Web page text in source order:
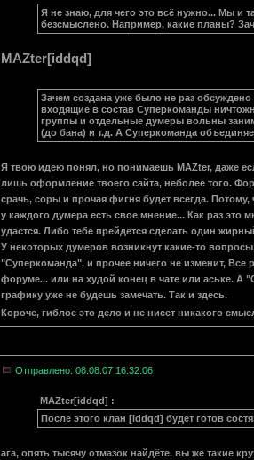
Я не знаю, для чего это всё нужно... Мы и
безсмыслено. Например, какие планы?
MAZter[iddqd]
Зачем создана уже было не раз
входящие в состав Суперкоманды
группы и отдельные думеры вольны
(до бана) и т.д. А Суперкоманда
Я твою идею понял, но понимаешь MAZter, даже
лишь оформление твоего сайта, неболее того.
срачь, соры и прочая фигня будет всегда.
у каждого думера есть свое мнение... Как раз
удастся. Либо тебе прейдется сделать один
У некоторых думеров возникнут какие-то
"Суперкоманда", и прочее ничего не изменит, Все
форуме... или на худой конец в чате или аське. А
графику уже не будешь замечать. Так и здесь.
Короче, гиблое это дело и не нисет никакого
Отправлено: 08.08.07 16:32:06
MAZter[iddqd] :
После этого клан [iddqd] будет готов
ага, опять тысячу отмазок найдёте. вы же такие